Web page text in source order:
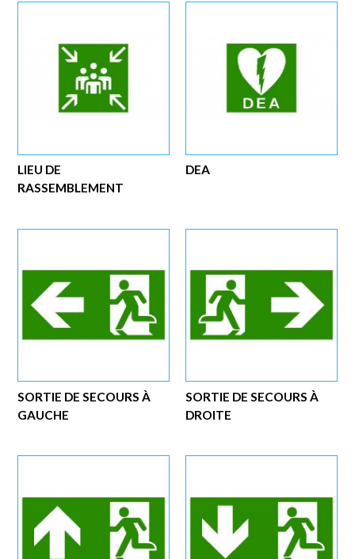
DEA
LIEU DE
RASSEMBLEMENT
SORTIE DE SECOURS À
DROITE
SORTIE DE SECOURS À
GAUCHE